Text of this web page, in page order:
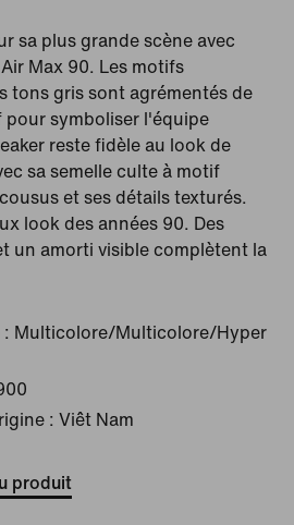
sa plus grande scène avec
Max 90. Les motifs
tons gris sont agrémentés de
symboliser l'équipe
reste fidèle au look de
sa semelle culte à motif
et ses détails texturés.
look des années 90. Des
un amorti visible complètent la
Multicolore/Multicolore/Hyper
: Viêt Nam
produit